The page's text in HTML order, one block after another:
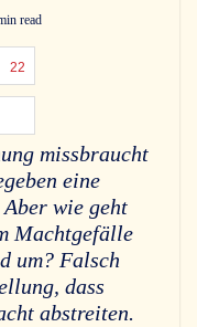
read
22
missbraucht
eine
wie geht
Machtgefälle
um? Falsch
dass
abstreiten.